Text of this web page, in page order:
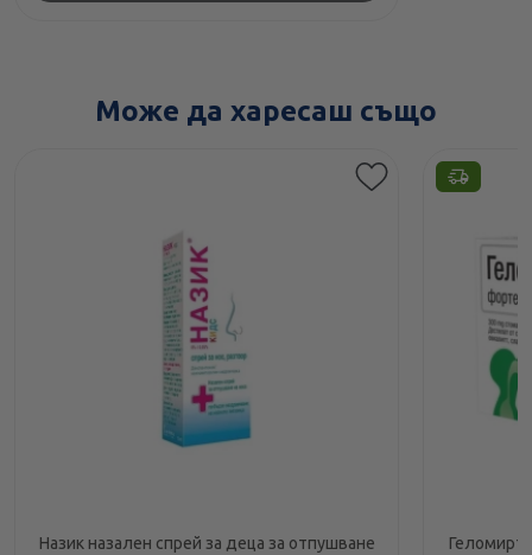
Може да харесаш също
Назик назален спрей за деца за отпушване